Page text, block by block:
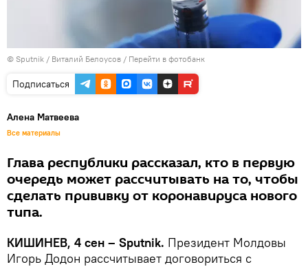
© Sputnik / Виталий Белоусов / Перейти в фотобанк
Подписаться
Алена Матвеева
Все материалы
Глава республики рассказал, кто в первую
очередь может рассчитывать на то, чтобы
сделать прививку от коронавируса нового
типа.
КИШИНЕВ, 4 сен – Sputnik. Президент Молдовы
Игорь Додон рассчитывает договориться с